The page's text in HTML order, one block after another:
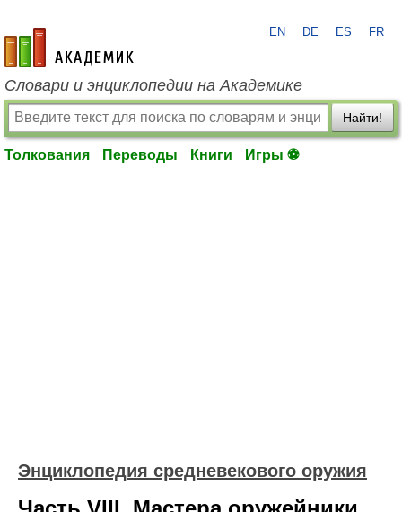
academic.ru
EN DE ES FR
Словари и энциклопедии на Академике
Найти!
Толкования Переводы Книги Игры ⚽
Энциклопедия средневекового оружия